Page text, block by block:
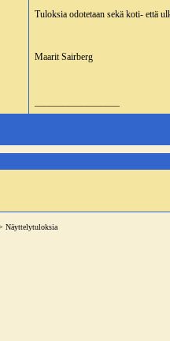
Tuloksia odotetaan sekä koti- että
Maarit Sairberg
Näyttelytuloksia